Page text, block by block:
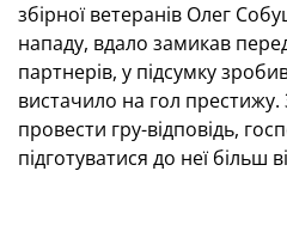
збірної ветеранів Олег
нападу, вдало замикав
партнерів, у підсумку
вистачило на гол
провести гру-відповідь,
підготуватися до неї більш